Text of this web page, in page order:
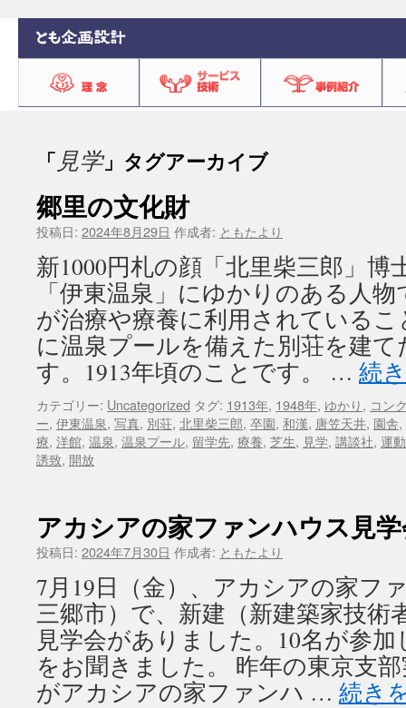
「 見学」タグアーカイブ
郷里の文化財
投稿日: 2024年8月29日 作成者: ともたより
新1000円札の顔「北里柴三郎」博
「伊東温泉」にゆかりのある人
が治療や療養に利用されている
に温泉プールを備えた別荘を建
す。1913年頃のことです。 … 続
カテゴリー: Uncategorized タグ: 1913年, 1948年, ゆかり, コン
ー, 伊東温泉, 写真, 別荘, 北里柴三郎, 卒園, 和漢, 唐笠天井, 園舎,
療, 洋館, 温泉, 温泉プール, 留学先, 療養, 芝生, 見学, 講談社, 運
誘致, 開放
アカシアの家ファンハウス見
投稿日: 2024年7月30日 作成者: ともたより
7月19日（金）、アカシアの家フ
三郷市）で、新建（新建築家技術
見学会がありました。10名が参
をお聞きました。 昨年の東京支
がアカシアの家ファンハ … 続き